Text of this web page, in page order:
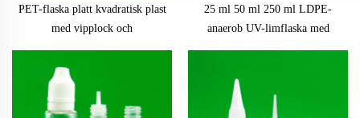
PET-flaska platt kvadratisk plast
med vipplock och
silkskärmstryckning 150 ml
Cosmetica förpackning klar oval
skruvlock PET-flaska
25 ml 50 ml 250 ml LDPE-
anaerob UV-limflaska med
skruvkapsel för plastflaskor för